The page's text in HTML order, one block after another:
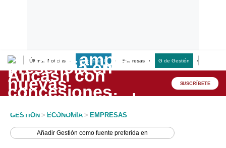
Últimas Noticias Empresas G Empresas G de Gestión
Lo último
Peru Quiosco SUSCRÍBETE
GESTION > ECONOMIA > EMPRESAS
AñadirGestión como fuente preferida en